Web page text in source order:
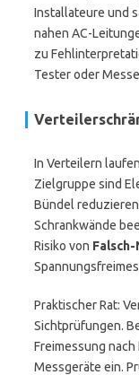
Installateure und
nahen AC-
zu
Tester oder
In Verteilern
Zielgruppe sind
Bündel
Schrankwände
Risiko von
Praktischer Rat:
Sichtprüfungen.
Freimessung
Messgeräte ein.